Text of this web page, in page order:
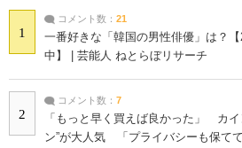
1
コメント数： 21
一番好きな「韓国の男性俳優」は？
中】 | 芸能人 ねとらぼリサーチ
2
コメント数： 7
「もっと早く買えば良かった」 カイ
ン”が大人気 「プライバシーも保て